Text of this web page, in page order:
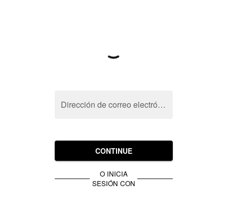
Dirección de correo electrónico
CONTINUE
O INICIA
SESIÓN CON